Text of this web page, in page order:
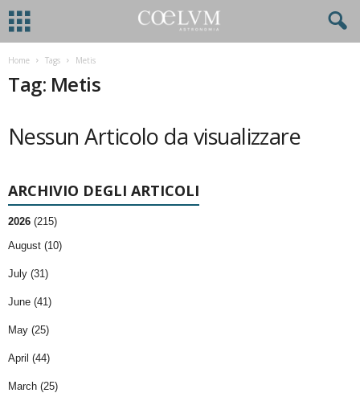
Home Tags Metis
Tag: Metis
Nessun Articolo da visualizzare
ARCHIVIO DEGLI ARTICOLI
2026 (215)
August (10)
July (31)
June (41)
May (25)
April (44)
March (25)